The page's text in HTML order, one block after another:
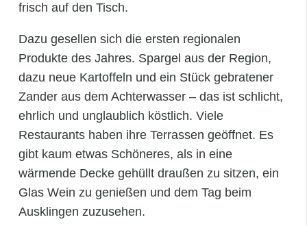
frisch auf den Tisch.
Dazu gesellen sich die ersten regionalen
Produkte des Jahres. Spargel aus der Region,
dazu neue Kartoffeln und ein Stück gebratener
Zander aus dem Achterwasser – das ist schlicht,
ehrlich und unglaublich köstlich. Viele
Restaurants haben ihre Terrassen geöffnet. Es
gibt kaum etwas Schöneres, als in eine
wärmende Decke gehüllt draußen zu sitzen, ein
Glas Wein zu genießen und dem Tag beim
Ausklingen zuzusehen.